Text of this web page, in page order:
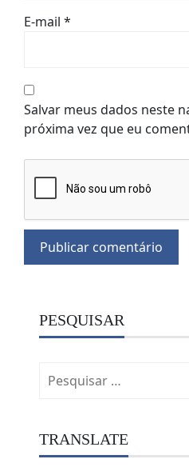
E-mail *
Salvar meus dados neste
próxima vez que eu
PESQUISAR
por:
TRANSLATE